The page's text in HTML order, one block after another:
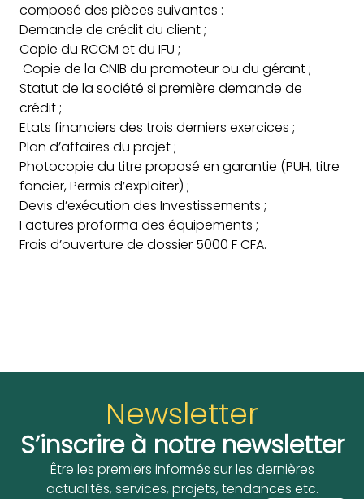
composé des pièces suivantes :
Demande de crédit du client ;
Copie du RCCM et du IFU ;
Copie de la CNIB du promoteur ou du gérant ;
Statut de la société si première demande de
crédit ;
Etats financiers des trois derniers exercices ;
Plan d’affaires du projet ;
Photocopie du titre proposé en garantie (PUH, titre
foncier, Permis d’exploiter) ;
Devis d’exécution des Investissements ;
Factures proforma des équipements ;
Frais d’ouverture de dossier 5000 F CFA.
Newsletter
S’inscrire à notre newsletter
Être les premiers informés sur les dernières
actualités, services, projets, tendances etc.